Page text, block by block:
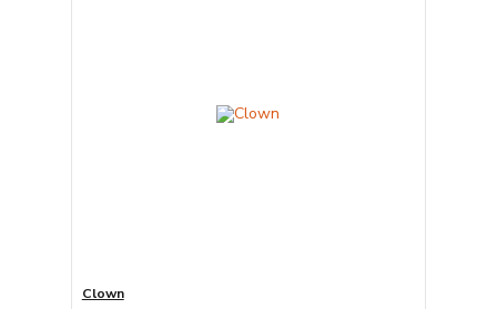
Clown